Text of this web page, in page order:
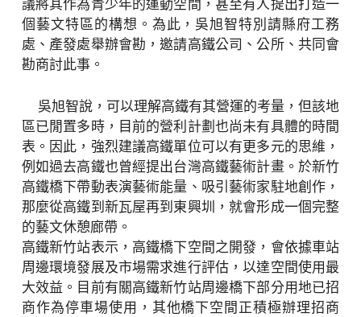
議將其作為青少年的運動空間，甚至有人提出打造一
個藝文特區的構想。為此，吳旭智特別請縣府工務
處、產發處舉辦會勘，邀請高鐵公司、公所、共同會
勘商討此事。
吳旭智說，可以理解高鐵有其營運的考量，但該地
區已閒置多時，目前的營利計劃也尚未有具體的時間
表。因此，強烈建議高鐵單位可以有更多元的思維，
例如過去高鐵也曾經提出台灣高鐵藝術計畫。於新竹
高鐵橋下帶動表演藝術能量、吸引藝術家駐地創作，
那麼從高鐵到新瓦屋再到東興圳，就會形成一個完整
的藝文休憩廊帶。
高鐵新竹站表示，高鐵橋下空間之開發，會依據車站
周邊環境發展及市場需求進行評估，以達空間使用最
大效益。目前有關高鐵新竹站周邊橋下部分用地已招
商作為停車場使用，其他橋下空間正積極辦理招商